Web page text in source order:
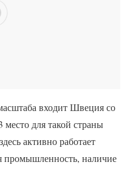
входит Швеция со
место для такой страны
активно работает
промышленность, наличие